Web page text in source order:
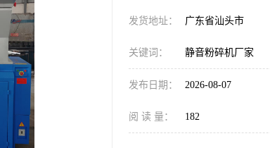
发货地址： 广东省汕头市
关键词： 静音粉碎机厂家
发布日期： 2026-08-07
阅 读 量： 182